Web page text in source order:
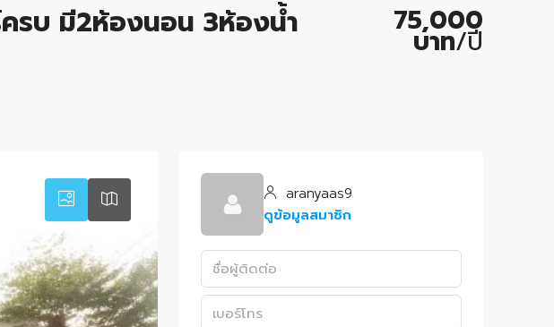
ครบ มี2ห้องนอน 3ห้องน้ำ 75,000
บาท/ปี
aranyaas9
ดูข้อมูลสมาชิก